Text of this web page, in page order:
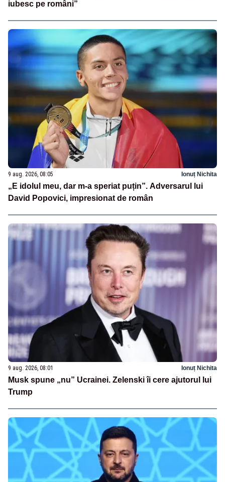
iubesc pe români”
9 aug. 2026, 08:05 Ionuț Nichita
„E idolul meu, dar m-a speriat puțin”. Adversarul lui
David Popovici, impresionat de român
9 aug. 2026, 08:01 Ionuț Nichita
Musk spune „nu” Ucrainei. Zelenski îi cere ajutorul lui
Trump